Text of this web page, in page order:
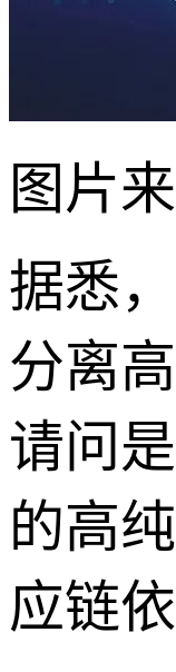
图片
据悉
分离
请问
的高
应链